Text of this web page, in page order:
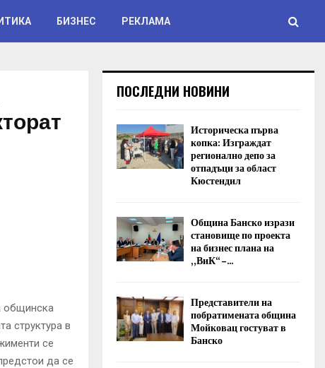
БИЗНЕС РЕКЛАМА
общинска
структура в
се
да се
ПОСЛЕДНИ НОВИНИ
Историческа първа
копка: Изграждат
регионално депо за
отпадъци за област
Кюстендил
Община Банско изрази
становище по проекта
на бизнес плана на
„ВиК“ –...
Представители на
побратимената община
Мойковац гостуват в
Банско